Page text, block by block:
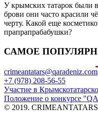
У крымских татарок были
брови они часто красили
черту. Какой еще
прапрапрабабушки?
САМОЕ
crimeantatars@qaradeniz.com
+7 (978) 208-56-55
Участие в
Положение о конкурсе
© 2019.